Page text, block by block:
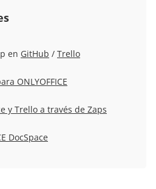
en GitHub / Trello
ONLYOFFICE
y Trello a través de Zaps
DocSpace